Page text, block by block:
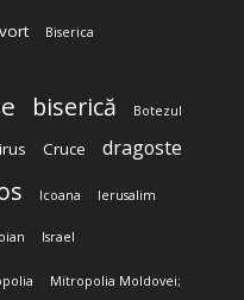
Biserica
biserică Botezul
Cruce dragoste
Icoana Ierusalim
Israel
Mitropolia Moldovei;